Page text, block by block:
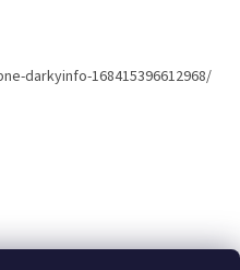
darkyinfo-168415396612968/